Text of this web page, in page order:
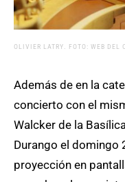
OLIVIER LATRY. FOTO: WEB DEL
Además de en la
concierto con el
Walcker de la
Durango el domingo
proyección en